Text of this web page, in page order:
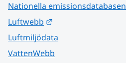
Nationella emissionsdatabasen
Luftwebb
Luftmiljödata
VattenWebb